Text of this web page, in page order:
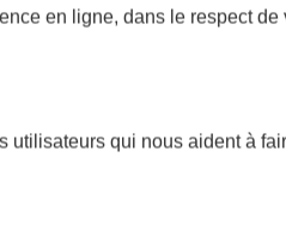
en ligne, dans le respect de
utilisateurs qui nous aident à